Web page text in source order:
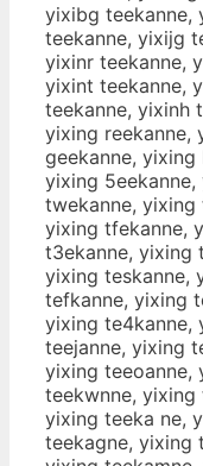
yixibg teekanne,
teekanne, yixijg
yixinr teekanne,
yixint teekanne,
teekanne, yixinh
yixing reekanne,
geekanne, yixing
yixing
twekanne, yixing
yixing tfekanne,
t3ekanne, yixing
yixing teskanne,
tefkanne, yixing
yixing te4kanne,
teejanne, yixing
yixing teeoanne,
teekwnne, yixing
yixing teeka ne,
teekagne, yixing